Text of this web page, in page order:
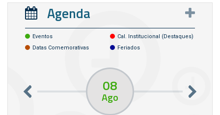
Agenda
Eventos
Cal. Institucional (destaques)
Datas Comemorativas
Feriados
08
Ago